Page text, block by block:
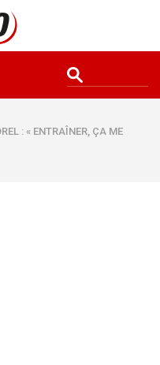
: « ENTRAÎNER, ÇA ME